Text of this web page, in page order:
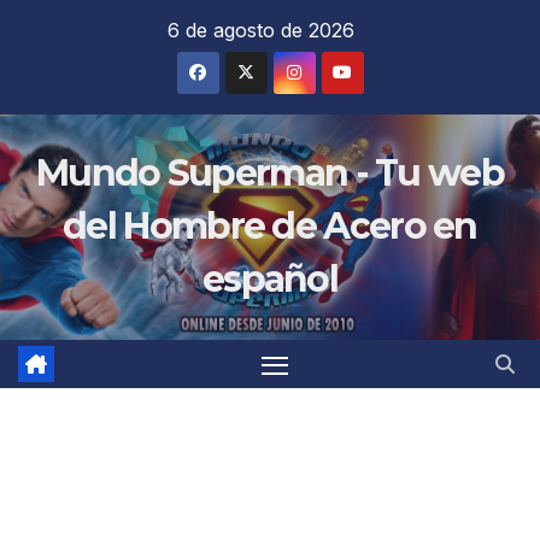
6 de agosto de 2026
Mundo Superman - Tu web
del Hombre de Acero en
español